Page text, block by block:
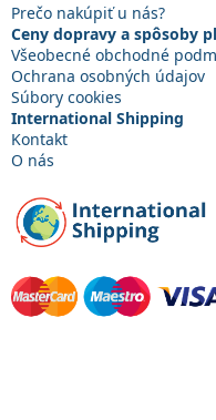
Prečo nakúpiť u nás?
Ceny dopravy a spôsoby
Všeobecné obchodné
Ochrana osobných údajov
Súbory cookies
International Shipping
Kontakt
O nás